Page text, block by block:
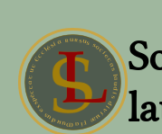
contenu